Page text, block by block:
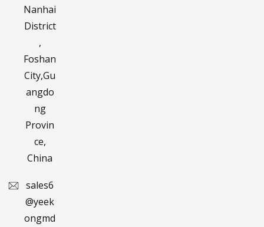
Nanhai
District
,
Foshan
City,Gu
angdo
ng
Provin
ce,
China
sales6
@yeek
ongmd